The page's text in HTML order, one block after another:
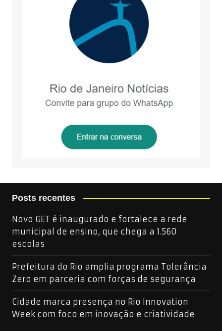
Posts recentes
Novo GET é inaugurado e fortalece a rede
municipal de ensino, que chega a 1.560
escolas
Prefeitura do Rio amplia programa Tolerância
Zero em parceria com forças de segurança
Cidade marca presença no Rio Innovation
Week com foco em inovação e criatividade